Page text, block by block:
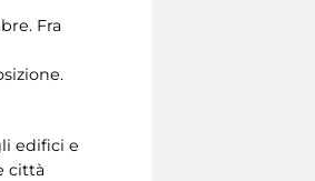
Fra
edifici e
città